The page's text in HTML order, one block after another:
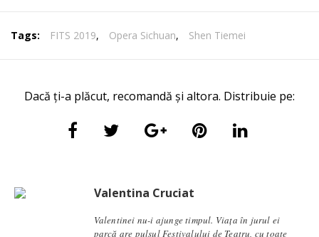
Tags: FITS 2019, Opera Sichuan, Shen Tiemei
Dacă ți-a plăcut, recomandă și altora. Distribuie pe:
Valentina Cruciat
Valentinei nu-i ajunge timpul. Viața în jurul ei
parcă are pulsul Festivalului de Teatru, cu toate